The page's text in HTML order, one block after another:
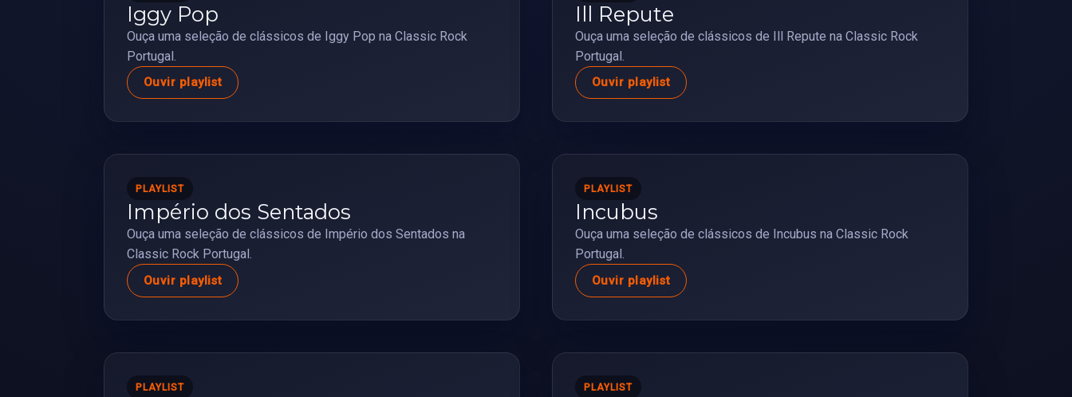
Iggy Pop
Ouça uma seleção de clássicos de Iggy Pop na Classic Rock
Portugal.
Ouvir playlist
Ill Repute
Ouça uma seleção de clássicos de Ill Repute na Classic Rock
Portugal.
Ouvir playlist
PLAYLIST
Império dos Sentados
Ouça uma seleção de clássicos de Império dos Sentados na
Classic Rock Portugal.
Ouvir playlist
PLAYLIST
Incubus
Ouça uma seleção de clássicos de Incubus na Classic Rock
Portugal.
Ouvir playlist
PLAYLIST PLAYLIST